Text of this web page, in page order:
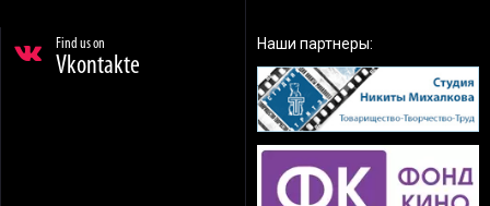
Find us on
Vkontakte
Наши партнеры: